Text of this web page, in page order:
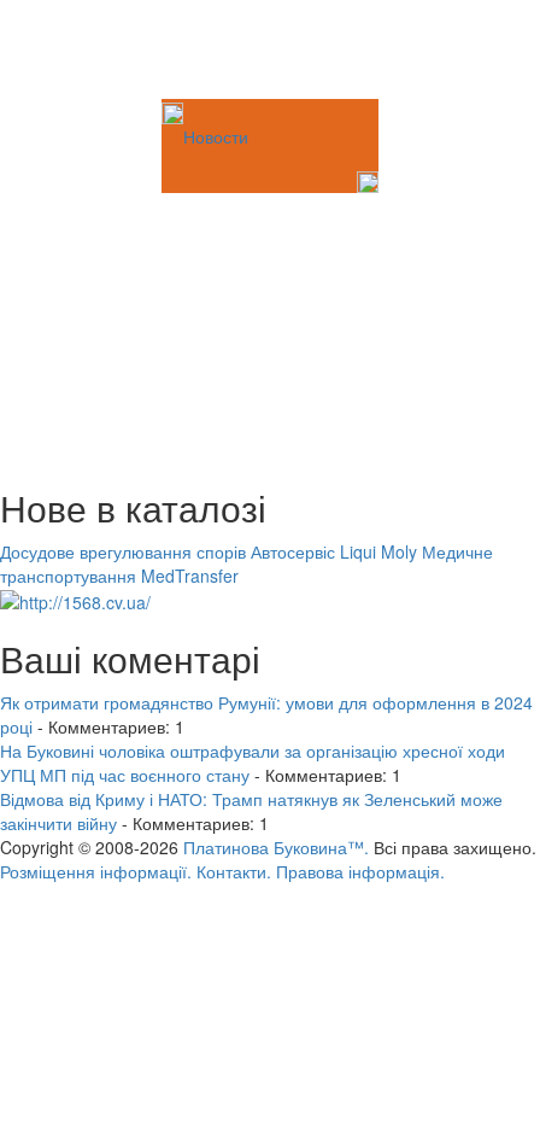
Новости
Нове в каталозі
Досудове врегулювання спорів Автосервіс Liqui Moly Медичне
транспортування MedTransfer
Ваші коментарі
Як отримати громадянство Румунії: умови для оформлення в 2024
році - Комментариев: 1
На Буковині чоловіка оштрафували за організацію хресної ходи
УПЦ МП під час воєнного стану - Комментариев: 1
Відмова від Криму і НАТО: Трамп натякнув як Зеленський може
закінчити війну - Комментариев: 1
Copyright © 2008-2026 Платинова Буковина™. Всі права захищено.
Розміщення інформації. Контакти. Правова інформація.